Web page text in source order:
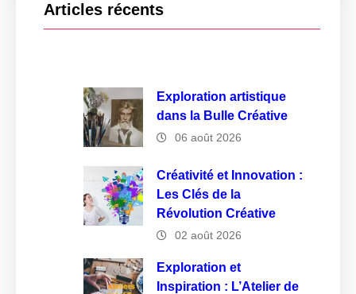
Articles récents
Exploration artistique
dans la Bulle Créative
06 août 2026
Créativité et Innovation :
Les Clés de la
Révolution Créative
02 août 2026
Exploration et
Inspiration : L’Atelier de